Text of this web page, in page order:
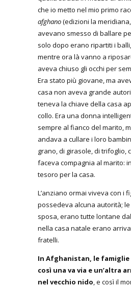
che io metto nel mio primo
afghano(edizioni la
avevano smesso di ballare
solo dopo erano ripartiti i
mentre ora là vanno a
aveva chiuso gli occhi per
Era stato più giovane, ma
casa non aveva grande
teneva la chiave della casa
collo. Era una donna
sempre al fianco del marito,
andava a cullare i loro
grano, di girasole, di trifoglio,
faceva compagnia al marito:
tesoro per la casa.
L’anziano ormai viveva con i
possedeva alcuna autorità;
sposa, erano tutte lontane
nella casa natale erano
fratelli.
In Afghanistan, le famiglie
così una va via e un’altra
nel vecchio nido, e così il